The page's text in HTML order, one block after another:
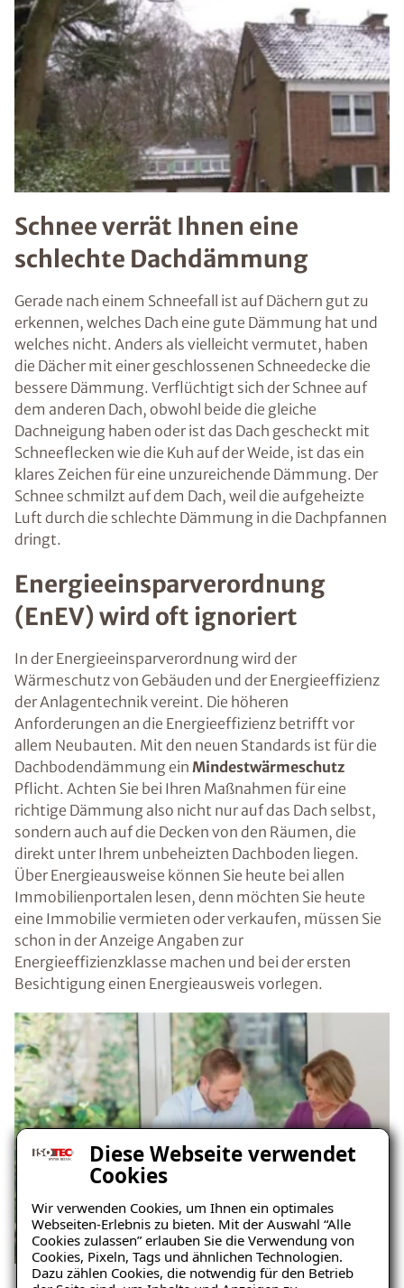
Diese Webseite verwendet
Cookies
Wir verwenden Cookies, um Ihnen ein optimales
Webseiten-Erlebnis zu bieten. Mit der Auswahl “Alle
Cookies zulassen” erlauben Sie die Verwendung von
Cookies, Pixeln, Tags und ähnlichen Technologien.
Dazu zählen Cookies, die notwendig für den Betrieb
Schnee verrät Ihnen eine
schlechte Dachdämmung
Gerade nach einem Schneefall ist auf Dächern gut zu
erkennen, welches Dach eine gute Dämmung hat und
welches nicht. Anders als vielleicht vermutet, haben
die Dächer mit einer geschlossenen Schneedecke die
bessere Dämmung. Verflüchtigt sich der Schnee auf
dem anderen Dach, obwohl beide die gleiche
Dachneigung haben oder ist das Dach gescheckt mit
Schneeflecken wie die Kuh auf der Weide, ist das ein
klares Zeichen für eine unzureichende Dämmung. Der
Schnee schmilzt auf dem Dach, weil die aufgeheizte
Luft durch die schlechte Dämmung in die Dachpfannen
dringt.
Energieeinsparverordnung
(EnEV) wird oft ignoriert
In der Energieeinsparverordnung wird der
Wärmeschutz von Gebäuden und der Energieeffizienz
der Anlagentechnik vereint. Die höheren
Anforderungen an die Energieeffizienz betrifft vor
allem Neubauten. Mit den neuen Standards ist für die
Dachbodendämmung ein Mindestwärmeschutz
Pflicht. Achten Sie bei Ihren Maßnahmen für eine
richtige Dämmung also nicht nur auf das Dach selbst,
sondern auch auf die Decken von den Räumen, die
direkt unter Ihrem unbeheizten Dachboden liegen.
Über Energieausweise können Sie heute bei allen
Immobilienportalen lesen, denn möchten Sie heute
eine Immobilie vermieten oder verkaufen, müssen Sie
schon in der Anzeige Angaben zur
Energieeffizienzklasse machen und bei der ersten
Besichtigung einen Energieausweis vorlegen.